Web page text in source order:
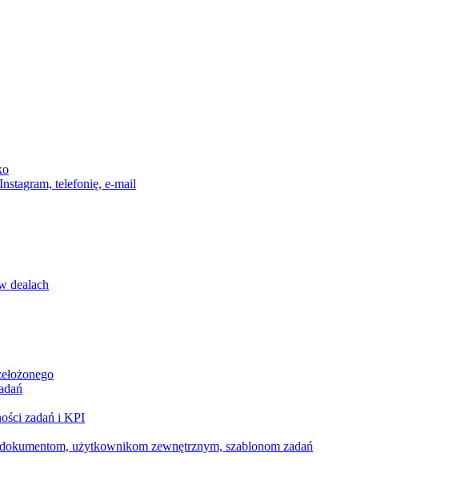
telefonię, e-mail
dealach
zadań i KPI
użytkownikom zewnętrznym, szablonom zadań